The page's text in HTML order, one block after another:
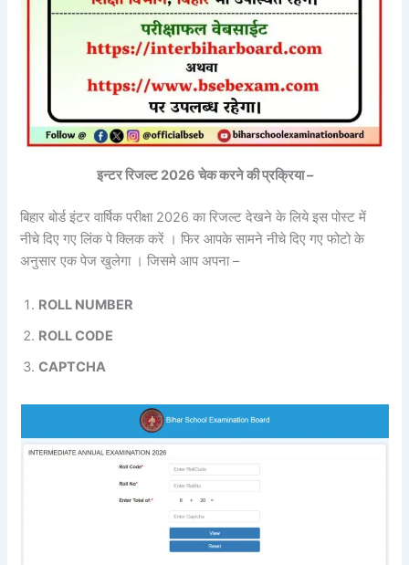
इन्टर रिजल्ट 2026 चेक करने की प्रक्रिया –
बिहार बोर्ड इंटर वार्षिक परीक्षा 2026 का रिजल्ट देखने के लिये इस पोस्ट में
नीचे दिए गए लिंक पे क्लिक करें । फिर आपके सामने नीचे दिए गए फोटो के
अनुसार एक पेज खुलेगा । जिसमे आप अपना –
ROLL NUMBER
ROLL CODE
CAPTCHA